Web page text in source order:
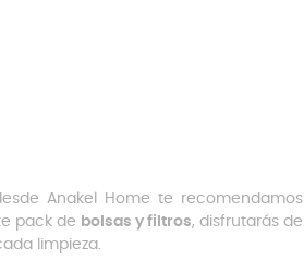
Anakel Home te recomendamos
pack de bolsas y filtros, disfrutarás de
limpieza.